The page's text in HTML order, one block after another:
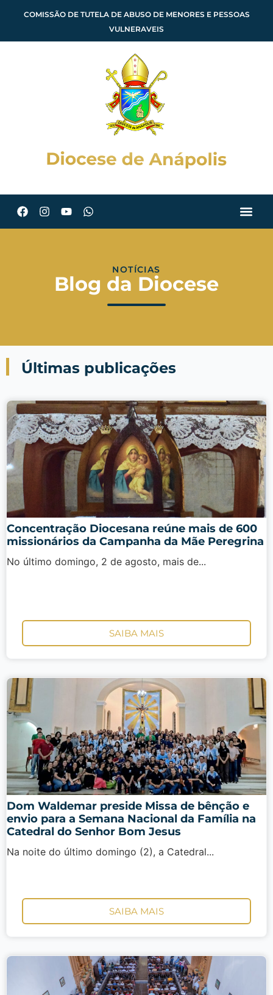
COMISSÃO DE TUTELA DE ABUSO DE MENORES E PESSOAS
VULNERAVEIS
NOTÍCIAS
Blog da Diocese
Últimas publicações
Concentração Diocesana reúne mais de 600
missionários da Campanha da Mãe Peregrina
No último domingo, 2 de agosto, mais de...
SAIBA MAIS
Dom Waldemar preside Missa de bênção e
envio para a Semana Nacional da Família na
Catedral do Senhor Bom Jesus
Na noite do último domingo (2), a Catedral...
SAIBA MAIS